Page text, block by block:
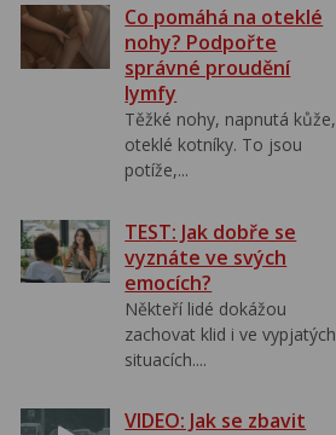
Co pomáhá na oteklé
nohy? Podpořte
správné proudění
lymfy
Těžké nohy, napnutá kůže,
oteklé kotníky. To jsou
potíže,...
TEST: Jak dobře se
vyznáte ve svých
emocích?
Někteří lidé dokážou
zachovat klid i ve vypjatých
situacích....
VIDEO: Jak se zbavit